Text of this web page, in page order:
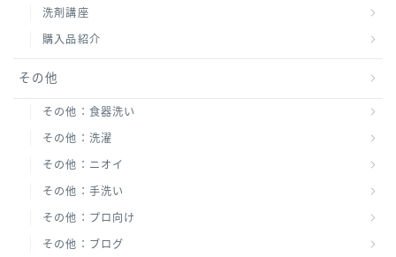
洗剤講座
購入品紹介
その他
その他：食器洗い
その他：洗濯
その他：ニオイ
その他：手洗い
その他：プロ向け
その他：ブログ